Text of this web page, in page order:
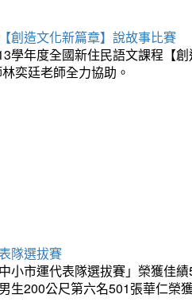
創造文化新篇章】說故事比賽
學年度全國新住民語文課程【
奕廷老師全力協助。
隊選拔賽
小市運代表隊選拔賽」榮獲佳
生200公尺第六名501張華仁